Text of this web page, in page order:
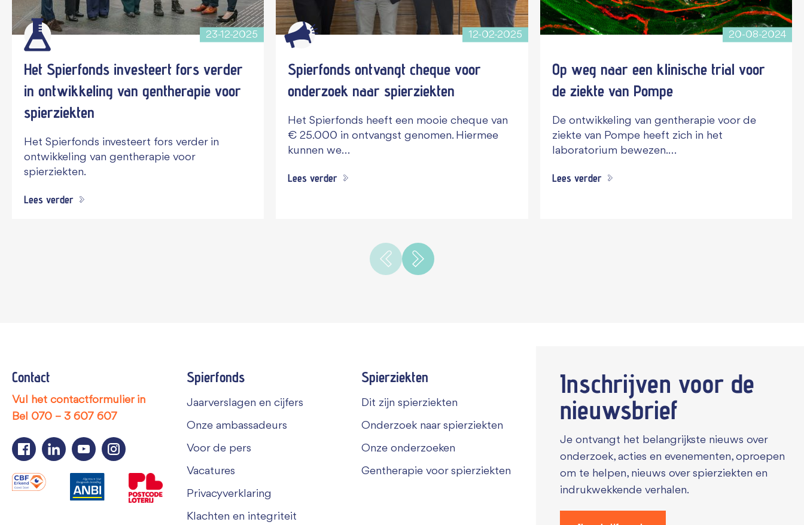
23-12-2025
Het Spierfonds investeert fors verder
in ontwikkeling van gentherapie voor
spierziekten
Het Spierfonds investeert fors verder in
ontwikkeling van gentherapie voor
spierziekten.
Lees verder
12-02-2025
Spierfonds ontvangt cheque voor
onderzoek naar spierziekten
Het Spierfonds heeft een mooie cheque van
€ 25.000 in ontvangst genomen. Hiermee
kunnen we…
Lees verder
20-08-2024
Op weg naar een klinische trial voor
de ziekte van Pompe
De ontwikkeling van gentherapie voor de
ziekte van Pompe heeft zich in het
laboratorium bewezen.…
Lees verder
Contact
Vul het contactformulier in
Bel 070 – 3 607 607
Spierfonds
Jaarverslagen en cijfers
Onze ambassadeurs
Voor de pers
Vacatures
Privacyverklaring
Klachten en integriteit
Spierziekten
Dit zijn spierziekten
Onderzoek naar spierziekten
Onze onderzoeken
Gentherapie voor spierziekten
Inschrijven voor de
nieuwsbrief
Je ontvangt het belangrijkste nieuws over
onderzoek, acties en evenementen, oproepen
om te helpen, nieuws over spierziekten en
indrukwekkende verhalen.